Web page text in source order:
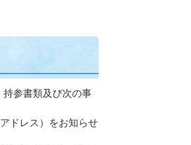
参書類及び次の事
ドレス）をお知らせ